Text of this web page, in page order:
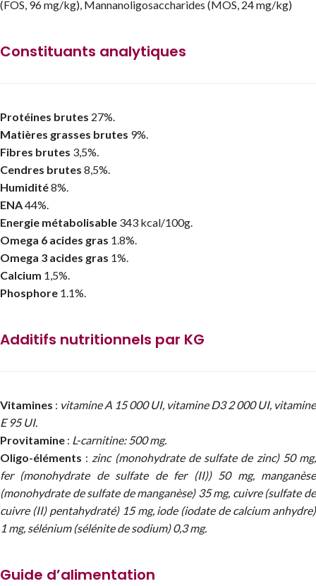
(FOS, 96 mg/kg), Mannanoligosaccharides (MOS, 24 mg/kg)
Constituants analytiques
Protéines brutes 27%.
Matières grasses brutes 9%.
Fibres brutes 3,5%.
Cendres brutes 8,5%.
Humidité8%.
ENA44%.
Energie métabolisable 343 kcal/100g.
Omega 6 acides gras 1.8%.
Omega 3 acides gras 1%.
Calcium 1,5%.
Phosphore 1.1%.
Additifs nutritionnels par KG
Vitamines : vitamine A 15 000 UI, vitamine D3 2 000 UI, vitamine
E 95 UI.
Provitamine : L-carnitine: 500 mg.
Oligo-éléments : zinc (monohydrate de sulfate de zinc) 50 mg,
fer (monohydrate de sulfate de fer (II)) 50 mg, manganèse
(monohydrate de sulfate de manganèse) 35 mg, cuivre (sulfate de
cuivre (II) pentahydraté) 15 mg, iode (iodate de calcium anhydre)
1 mg, sélénium (sélénite de sodium) 0,3 mg.
Guide d’alimentation